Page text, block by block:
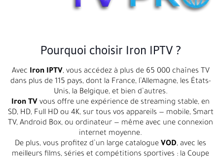
Pourquoi choisir Iron IPTV ?
Avec Iron IPTV, vous accédez à plus de 65 000 chaînes TV
dans plus de 115 pays, dont la France, l’Allemagne, les États-
Unis, la Belgique, et bien d’autres.
Iron TV vous offre une expérience de streaming stable, en
SD, HD, Full HD ou 4K, sur tous vos appareils — mobile, Smart
TV, Android Box, ou ordinateur — même avec une connexion
internet moyenne.
De plus, vous profitez d’un large catalogue VOD, avec les
meilleurs films, séries et compétitions sportives : la Coupe